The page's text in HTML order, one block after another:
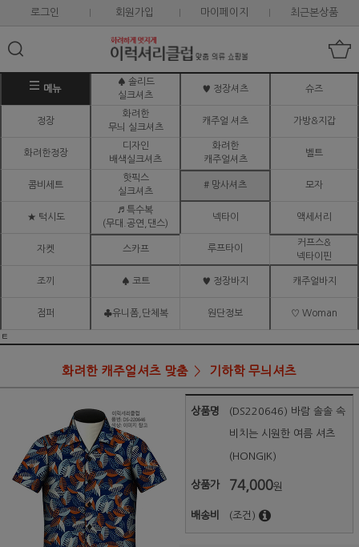
로그인 회원가입 마이페이지 최근본상품
메뉴
♠ 솔리드
실크셔츠
♥ 정장셔츠 슈즈
정장
화려한
무늬 실크셔츠
캐주얼 셔츠 가방&지갑
화려한정장
디자인
배색실크셔츠
화려한
캐주얼셔츠
벨트
콤비세트
핫픽스
실크셔츠
# 망사셔츠 모자
★ 턱시도
♬ 특수복
(무대.공연,댄스)
넥타이 액세서리
자켓 스카프 루프타이
커프스&
넥타이핀
조끼 ♠ 코트 ♥ 정장바지 캐주얼바지
점퍼 ♣유니폼,단체복 원단정보 ♡ Woman
ㅌ
화려한 캐주얼셔츠 맞춤 기하학 무늬셔츠
상품명 (DS220646) 바람 솔솔 속
비치는 시원한 여름 셔츠
(HONGIK)
상품가 74,000원
배송비 (조건)